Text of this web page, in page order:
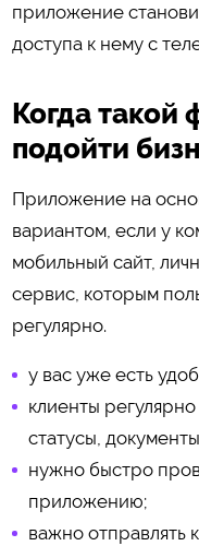
приложение
доступа к нему с
Когда
подойти
Приложение на
вариантом, если у
мобильный сайт,
сервис, которым
регулярно.
у вас уже есть
клиенты регулярно
статусы,
нужно быстро
приложению;
важно отправлять